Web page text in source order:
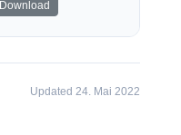
Download
Updated 24. Mai 2022